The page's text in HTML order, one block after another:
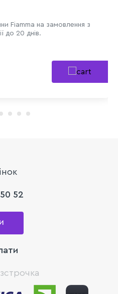
Fiamma на замовлення з
до 20 днів.
52